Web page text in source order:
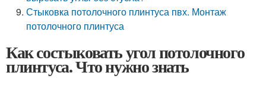
Стыковка потолочного плинтуса пвх. Монтаж
потолочного плинтуса
Как состыковать угол потолочного
плинтуса. Что нужно знать